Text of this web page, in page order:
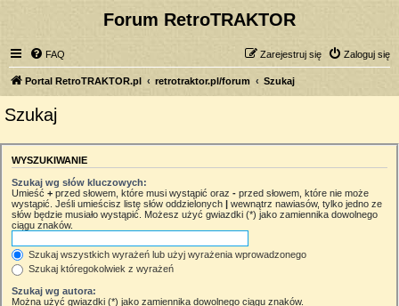
Forum RetroTRAKTOR
FAQ Zaloguj się
Zarejestruj się
Portal RetroTRAKTOR.pl retrotraktor.pl/forum Szukaj
Szukaj
WYSZUKIWANIE
Szukaj wg słów kluczowych:
Umieść + przed słowem, które musi wystąpić oraz - przed słowem, które nie może
wystąpić. Jeśli umieścisz listę słów oddzielonych | wewnątrz nawiasów, tylko jedno ze
słów będzie musiało wystąpić. Możesz użyć gwiazdki (*) jako zamiennika dowolnego
ciągu znaków.
Szukaj wszystkich wyrażeń lub użyj wyrażenia wprowadzonego
Szukaj któregokolwiek z wyrażeń
Szukaj wg autora:
Można użyć gwiazdki (*) jako zamiennika dowolnego ciągu znaków.